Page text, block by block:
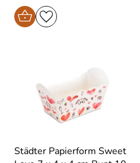
Städter Papierform Sweet